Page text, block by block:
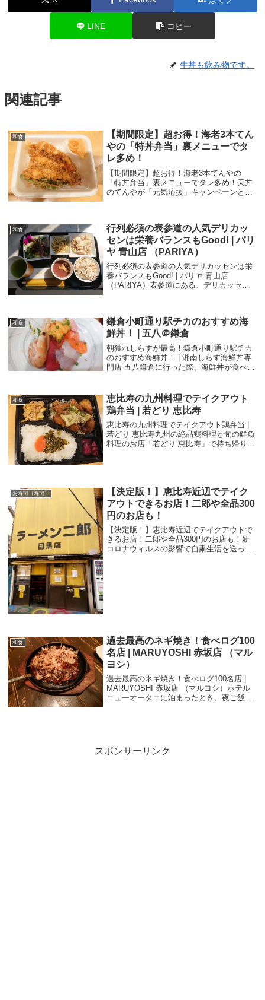
LINE コピー
牛丼も飲み物です。
関連記事
和食
【期間限定】超お得！海老3本てん
やの「特丼弁当」裏メニューでタ
レ多め！
【期間限定】超お得！海老3本てんやの
「特丼弁当」裏メニューでタレ多め！天丼
のてんやが「元気応援」キャンペーンとし
アウト（持ち帰...
和食
行列必須の表参道の人気デリカッ
センは栄養バランスもGood! | パリ
ヤ 青山店 （PARIYA）
行列必須の表参道の人気デリカッセンは栄
養バランスもGood! | パリヤ 青山店
（PARIYA）表参道にある、デリカッセン
和食
鎌倉小町通り駅チカのおすすめ海
鮮丼！ | 五八＠鎌倉
朝獲れしらすが最高！鎌倉小町通り駅チカ
のおすすめ海鮮丼！ | 湘南しらす海鮮丼専
門店 五八鎌倉に行った際、海鮮丼が食べた
海鮮丼専門店 五八」というお店で、場所は
鎌倉...
和食
恵比寿の九州料理でテイクアウト
鶏弁当 | 若どり 恵比寿
恵比寿の九州料理でテイクアウト鶏弁当 |
若どり 恵比寿九州の絶品鶏料理と旬の鮮魚
料理のお店「若どり 恵比寿」で持ち帰りの
お寿司（寿司）
【決定版！】恵比寿近辺でテイク
アウトできるお店！二郎や全品300
円のお店も！
【決定版！】恵比寿近辺でテイクアウトで
きるお店！二郎や全品300円のお店も！新
コロナウィルスの影響で自粛生活を送って
和食
過去最高のネギ焼き！食べログ100
名店 | MARUYOSHI 赤坂店 （マル
ヨシ）
過去最高のネギ焼き！食べログ100名店 |
MARUYOSHI 赤坂店 （マルヨシ）ホテル
ニューオータニに泊まったとき、夜ご飯を
スポンサーリンク